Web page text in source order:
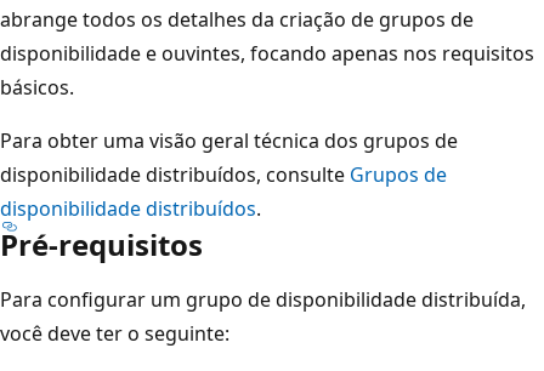
abrange todos os detalhes da criação de grupos de
disponibilidade e ouvintes, focando apenas nos requisitos
básicos.
Para obter uma visão geral técnica dos grupos de
disponibilidade distribuídos, consulte Grupos de
disponibilidade distribuídos.
Pré-requisitos
Para configurar um grupo de disponibilidade distribuída,
você deve ter o seguinte: